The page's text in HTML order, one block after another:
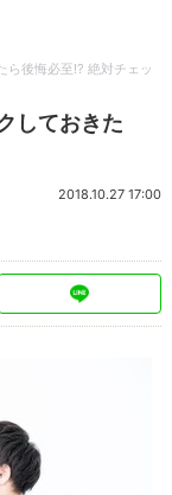
ら後悔必至!? 絶対チェッ
しておきた
2018.10.27 17:00